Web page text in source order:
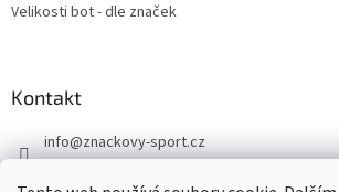
Velikosti bot - dle značek
Kontakt
info@znackovy-sport.cz